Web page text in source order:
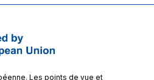
Les points de vue et